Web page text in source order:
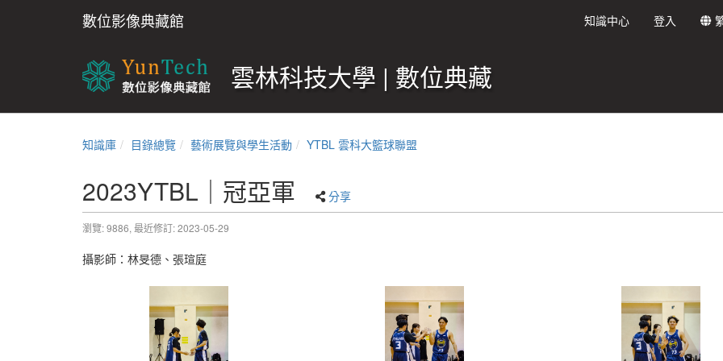
數位影像典藏館 知識中心 登入
雲林科技大學 | 數位典藏
知識庫 目錄總覽 藝術展覽與學生活動 YTBL 雲科大籃球聯盟
2023YTBL｜冠亞軍 分享
瀏覽: 9886, 最近修訂: 2023-05-29
攝影師：林旻德、張瑄庭